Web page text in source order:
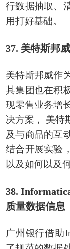
行数据抽取、
用打好基础。
37. 美特斯邦
美特斯邦威作
其集团也在积
现零售业务增
决方案， 美特
及与商品的互
结合开展实验
以及如何以及
38.
质量数据信息
广州银行借助